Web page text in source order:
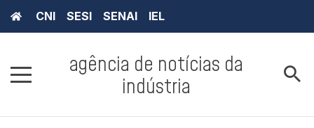
CNI SESI SENAI IEL
agência de notícias da
indústria